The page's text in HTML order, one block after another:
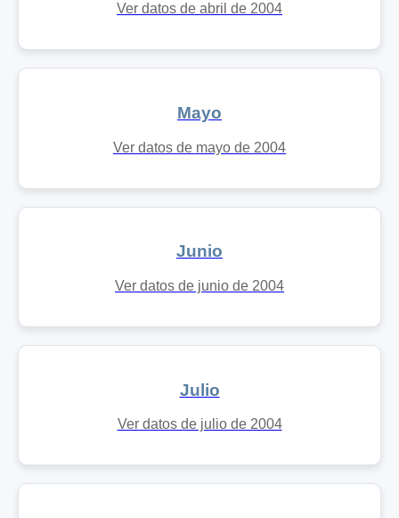
Ver datos de abril de 2004
Mayo
Ver datos de mayo de 2004
Junio
Ver datos de junio de 2004
Julio
Ver datos de julio de 2004